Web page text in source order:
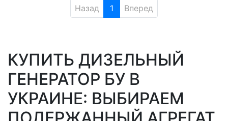
Назад 1 Вперед
КУПИТЬ ДИЗЕЛЬНЫЙ
ГЕНЕРАТОР БУ В
УКРАИНЕ: ВЫБИРАЕМ